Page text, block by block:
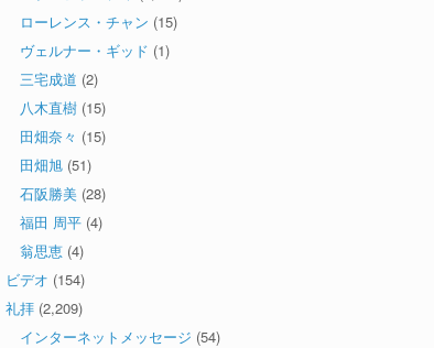
ローレンス・チャン (15)
ヴェルナー・ギッド (1)
三宅成道 (2)
八木直樹 (15)
田畑奈々 (15)
田畑旭 (51)
石阪勝美 (28)
福田 周平 (4)
翁思恵 (4)
ビデオ (154)
礼拝 (2,209)
インターネットメッセージ (54)